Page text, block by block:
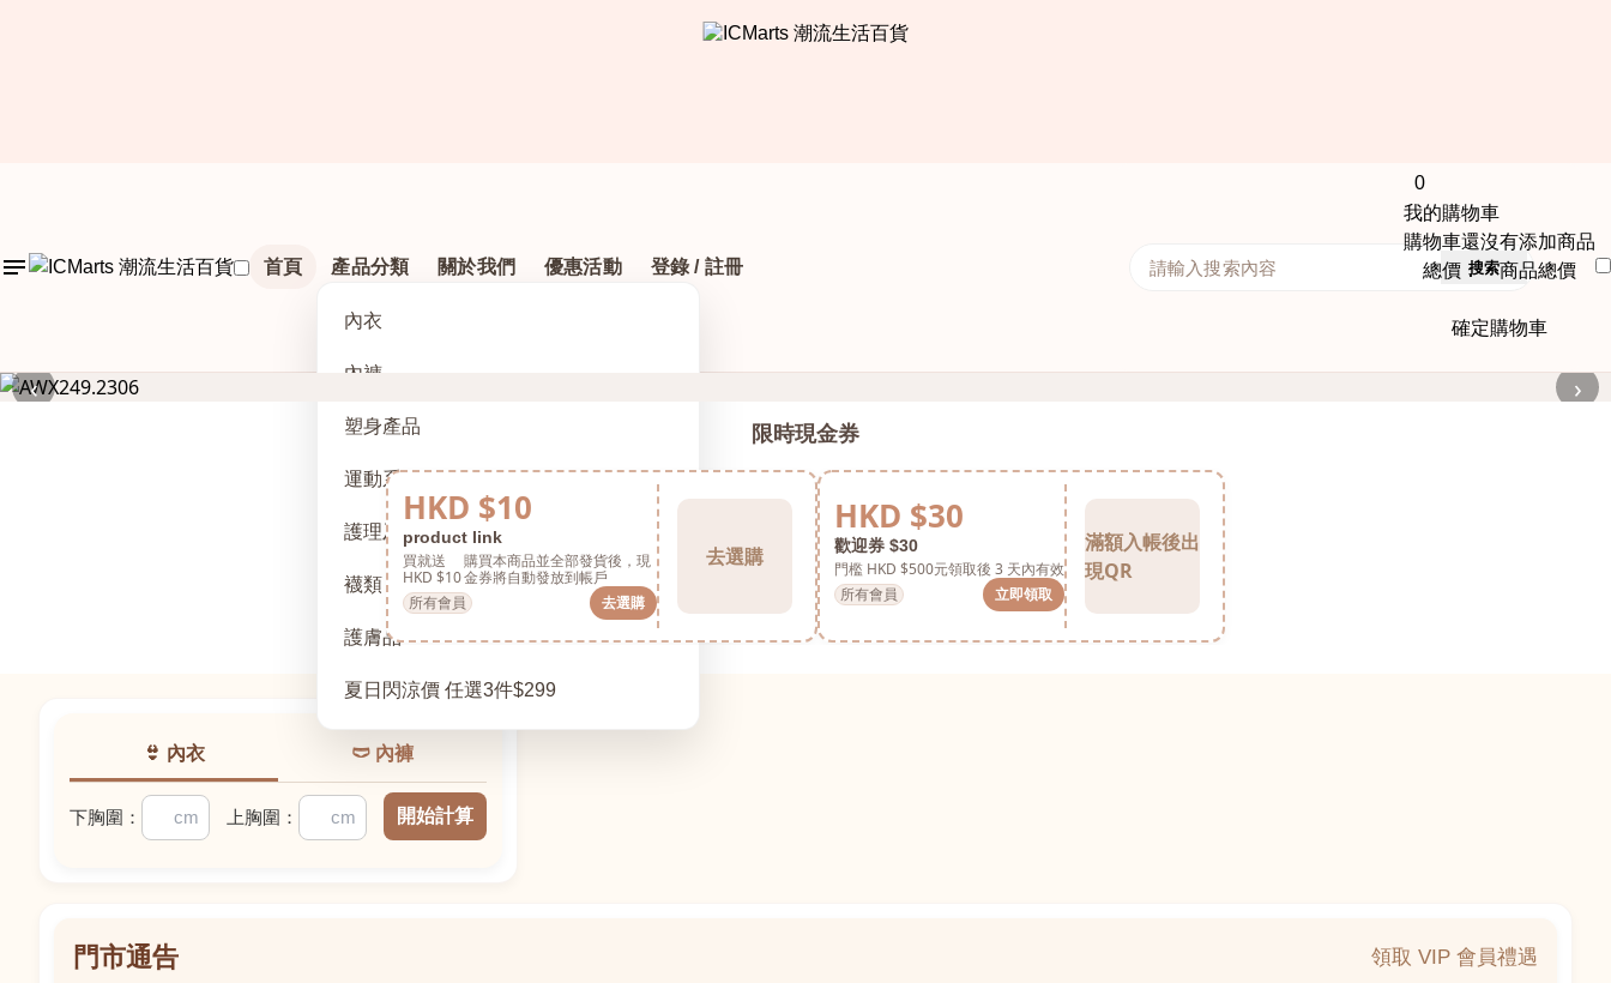
首頁 產品分類
內衣
內褲
塑身產品
運動系列
護理及配件
襪類
護膚品
夏日閃涼價 任選3件$299
關於我們 優惠活動 登錄 / 註冊
0
我的購物車
購物車還沒有添加商品
總價： 商品總價
確定購物車
搜索
‹ ›
限時現金券
HKD $10
product link
買就送
HKD $10
購買本商品並全部發貨後，現
金券將自動發放到帳戶
所有會員
去選購
去選購
HKD $30
歡迎券 $30
門檻 HKD $500元領取後 3 天內有效
所有會員
立即領取
滿額入帳後出
現QR
👙 內衣 🩲 內褲
下胸圍： 上胸圍： 開始計算
門市通告
領取 VIP 會員禮遇